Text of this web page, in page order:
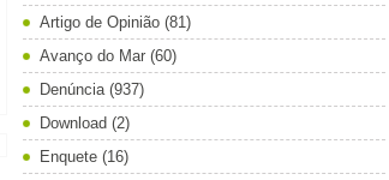
Artigo de Opinião (81)
Avanço do Mar (60)
Denúncia (937)
Download (2)
Enquete (16)